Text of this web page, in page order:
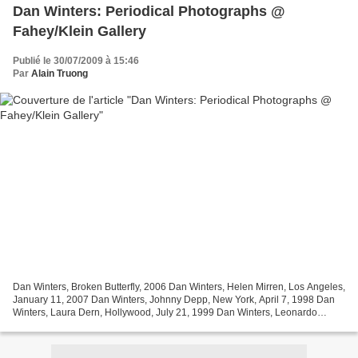
Dan Winters: Periodical Photographs @
Fahey/Klein Gallery
Publié le 30/07/2009 à 15:46
Par Alain Truong
Dan Winters, Broken Butterfly, 2006 Dan Winters, Helen Mirren, Los Angeles,
January 11, 2007 Dan Winters, Johnny Depp, New York, April 7, 1998 Dan
Winters, Laura Dern, Hollywood, July 21, 1999 Dan Winters, Leonardo